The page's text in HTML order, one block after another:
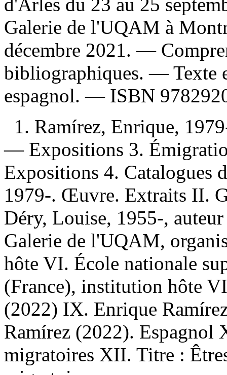
Galerie de l'UQAM à
décembre 2021. —
bibliographiques. — Texte
espagnol. — ISBN
1. Ramírez, Enrique,
— Expositions 3.
Expositions 4. Catalogues
1979-. Œuvre. Extraits II.
Déry, Louise, 1955-,
Galerie de l'UQAM,
hôte VI. École nationale
(France), institution hôte
(2022) IX. Enrique
Ramírez (2022). Espagnol
migratoires XII. Titre :